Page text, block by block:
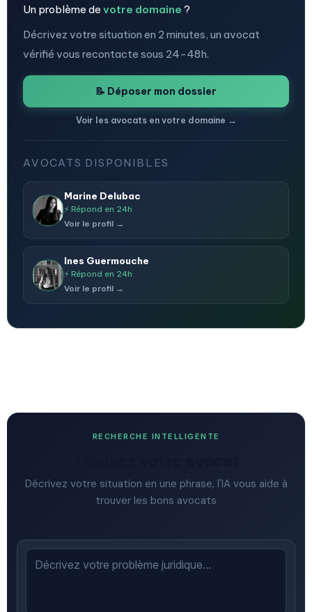
Un problème de votre domaine ?
Décrivez votre situation en 2 minutes, un avocat
vérifié vous recontacte sous 24-48h.
📝 Déposer mon dossier
Voir les avocats en votre domaine →
AVOCATS DISPONIBLES
Marine Delubac
⚡ Répond en 24h
Voir le profil →
Ines Guermouche
⚡ Répond en 24h
Voir le profil →
RECHERCHE INTELLIGENTE
Décrivez votre situation en une phrase, l'IA vous aide à
trouver les bons avocats